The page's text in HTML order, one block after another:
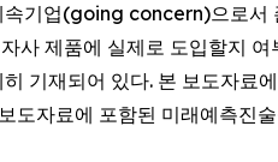
기업(going concern)으로
사 제품에 실제로 도입할지
기재되어 있다. 본 보도자료
자료에 포함된 미래예측진